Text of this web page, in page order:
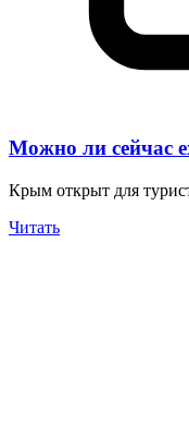
Можно ли сейчас
Крым открыт для
Читать